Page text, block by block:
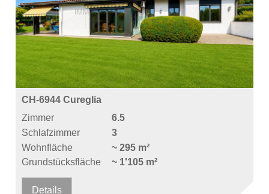
CH-6944 Cureglia
Zimmer
6.5
Schlafzimmer
3
Wohnfläche
~ 295 m²
Grundstücksfläche
~ 1'105 m²
Details